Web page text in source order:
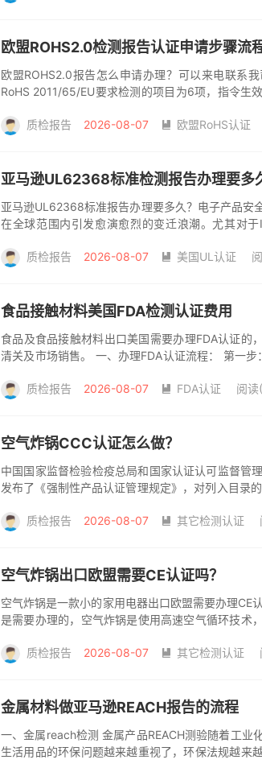
欧盟ROHS2.0检测报告认证申请步骤流
欧盟ROHS2.0报告怎么申请办理？可以来电联系
RoHS 2011/65/EU要求检测的项目为6项，指令生
质检报告 2026-08-07  欧盟RoHS认证
亚马逊UL62368标准检测报告办理要多
亚马逊UL62368标准报告办理要多久？电子产品安
在全球范围内引发愈演愈烈的变迁浪潮。尤其对
质检报告 2026-08-07  美国UL认证
食品接触材料美国FDA检测认证费用
食品及食品接触材料出口美国需要办理FDA认证的
清关及市场销售。 一、办理FDA认证流程： 第一
质检报告 2026-08-07  FDA认证 阅
空气炸锅CCC认证怎么做？
中国国家监督检验检疫总局和国家认证认可监督管
发布了《强制性产品认证管理规定》，对列入目录
质检报告 2026-08-07  其它检测认证
空气炸锅出口欧盟需要CE认证吗？
空气炸锅是一款小的家用电器出口欧盟需要办理CE
是需要办理的，空气炸锅是使用高速空气循环技术
强制要求...
质检报告 2026-08-07  其它检测认证
金属材料做亚马逊REACH报告的流程
一、金属reach检测 金属产品REACH测验随着工业
生活用品的环保问题越来越重视了，环保法规越来